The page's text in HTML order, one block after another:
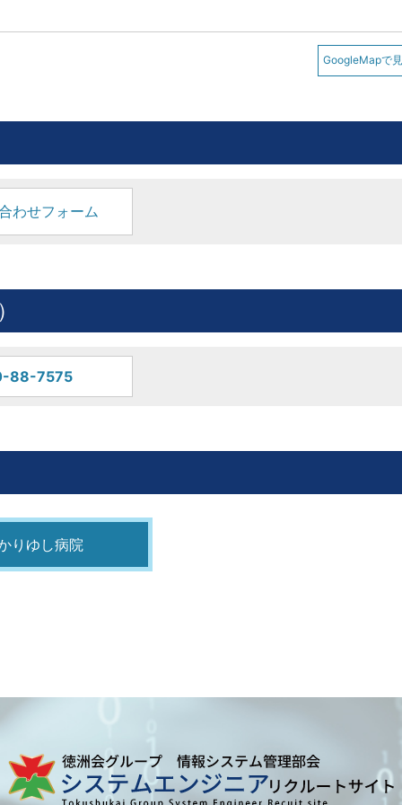
GoogleMapで
わせフォーム
88-7575
りゆし病院